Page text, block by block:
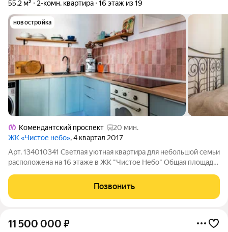
55,2 м² 2-комн. квартира 16 этаж из 19
новостройка
Комендантский проспект
20 мин.
ЖК «Чистое небо», 4 квартал 2017
Арт. 134010341 Светлая уютная квартира для небольшой семьи
расположена на 16 этаже в ЖК "Чистое Небо" Общая площадь
Большая лоджия 6,9 м2 дает дополнительные пространство и
зоны хранения.
Позвонить
11 500 000 ₽